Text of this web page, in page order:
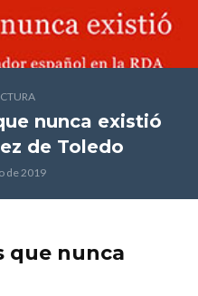
nunca existió
de Toledo
de 2019
que nunca